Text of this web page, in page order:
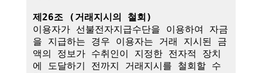
제26조 (거래지시의 철회)
이용자가 선불전자지급수단을 이용하여 자금
을 지급하는 경우 이용자는 거래 지시된 금
액의 정보가 수취인이 지정한 전자적 장치
에 도달하기 전까지 거래지시를 철회할 수